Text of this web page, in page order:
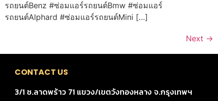
รถยนต์Benz #ซ่อมแอร์รถยนต์Bmw #ซ่อมแอร์
รถยนต์Alphard #ซ่อมแอร์รถยนต์Mini […]
Next →
CONTACT US
3/1 ซ.ลาดพร้าว 71 แขวง/เขตวังทองหลาง จ.กรุงเทพฯ